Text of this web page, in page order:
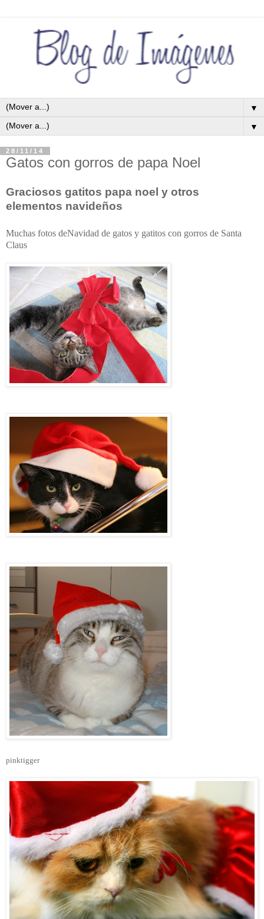
▼
▼
28/11/14
Gatos con gorros de papa Noel
Graciosos gatitos papa noel y otros
elementos navideños
Muchas fotos deNavidad de gatos y gatitos con gorros de Santa
Claus
pinktigger